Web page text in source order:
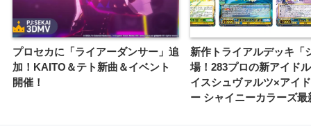
プロセカに「ライアーダンサー」追
加！KAITO＆テト新曲＆イベント
開催！
新作トライアルデッキ「
場！283プロの新アイド
イスシュヴァルツ×アイ
ー シャイニーカラーズ最